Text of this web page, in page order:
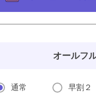
オールフ
通常 早割２